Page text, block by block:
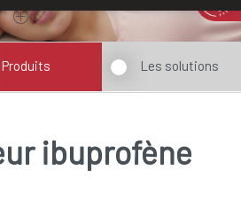
Produits Les solutions
ibuprofène